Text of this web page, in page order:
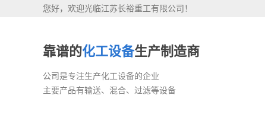
您好，欢迎光临江苏长裕重工有限公司！
靠谱的化工设备生产制造商
公司是专注生产化工设备的企业
主要产品有输送、混合、过滤等设备